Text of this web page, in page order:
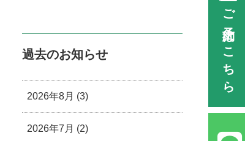
過去のお知らせ
2026年8月 (3)
2026年7月 (2)
ご予約はこちら